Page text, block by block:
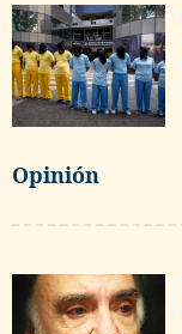
Opinión